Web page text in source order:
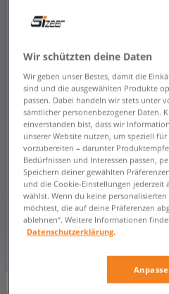
-10% ab 70€ mit dem Code:FINAL
Wir schützten deine Daten
Wir geben unser Bestes, damit die
sind und die ausgewählten Produkte
passen. Dabei handeln wir stets unter
sämtlicher personenbezogener Daten.
einverstanden bist, dass wir
unserer Website nutzen, um speziell
vorzubereiten – darunter
Bedürfnissen und Interessen passen,
Speichern deiner gewählten
und die Cookie-Einstellungen jederzeit
wählst. Wenn du keine
möchtest, die auf deine Präferenzen
ablehnen“. Weitere Informationen
Datenschutzerklärung.